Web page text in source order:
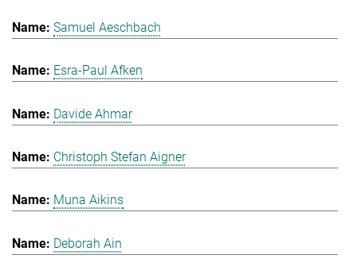
Samuel Aeschbach
Esra-Paul Afken
Davide Ahmar
Christoph Stefan Aigner
Muna Aikins
Deborah Ain